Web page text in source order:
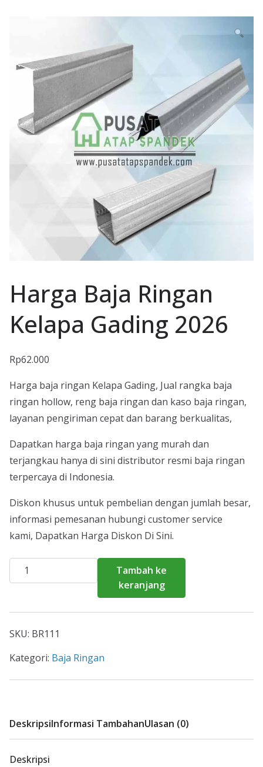
Harga Baja Ringan
Kelapa Gading 2026
Rp62.000
Harga baja ringan Kelapa Gading, Jual rangka baja
ringan hollow, reng baja ringan dan kaso baja ringan,
layanan pengiriman cepat dan barang berkualitas,
Dapatkan harga baja ringan yang murah dan
terjangkau hanya di sini distributor resmi baja ringan
terpercaya di Indonesia.
Diskon khusus untuk pembelian dengan jumlah besar,
informasi pemesanan hubungi customer service
kami, Dapatkan Harga Diskon Di Sini.
Kuantitas
Harga
Gading
2026
Tambah ke
keranjang
SKU: BR111
Kategori: Baja Ringan
DeskripsiInformasi TambahanUlasan (0)
Deskripsi